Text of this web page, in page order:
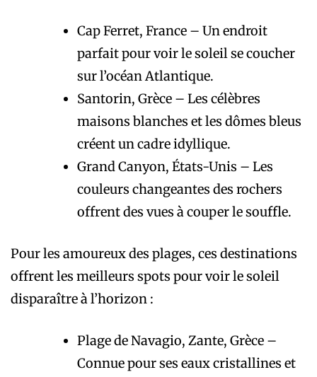
Cap Ferret, France – Un endroit
parfait pour voir le soleil se coucher
sur l’océan Atlantique.
Santorin, Grèce – Les célèbres
maisons blanches et les dômes bleus
créent un cadre idyllique.
Grand Canyon, États-Unis – Les
couleurs changeantes des rochers
offrent des vues à couper le souffle.
Pour les amoureux des plages, ces destinations
offrent les meilleurs spots pour voir le soleil
disparaître à l’horizon :
Plage de Navagio, Zante, Grèce –
Connue pour ses eaux cristallines et